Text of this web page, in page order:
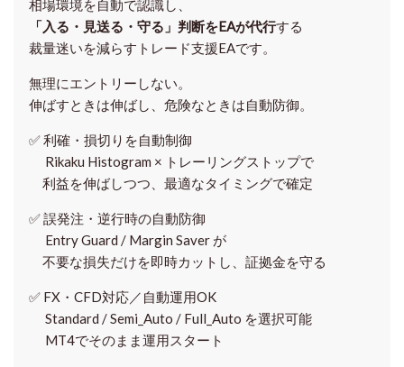
相場環境を自動で認識し、
「入る・見送る・守る」判断をEAが代行する
裁量迷いを減らすトレード支援EAです。
無理にエントリーしない。
伸ばすときは伸ばし、危険なときは自動防御。
✅利確・損切りを自動制御
Rikaku Histogram × トレーリングストップで
利益を伸ばしつつ、最適なタイミングで確定
✅誤発注・逆行時の自動防御
Entry Guard / Margin Saver が
不要な損失だけを即時カットし、証拠金を守る
✅ FX・CFD対応／自動運用OK
Standard / Semi_Auto / Full_Auto を選択可能
MT4でそのまま運用スタート